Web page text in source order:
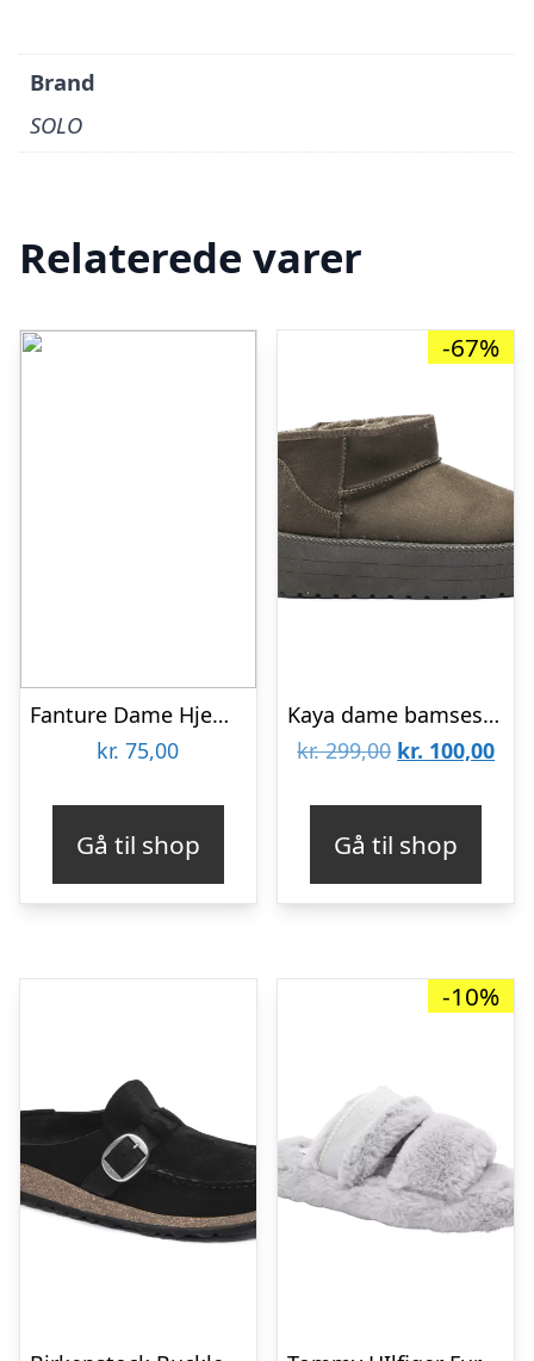
Brand
SOLO
Relaterede varer
Fanture Dame Hjemmesko m. glimmer – Black Glitter – 40
kr. 75,00
Gå til shop
-67%
Kaya dame bamsestøvle 6431 – Green
kr.299,00 Den
var:
kr. 299,00.
kr. 100,00Den
kr.
Gå til shop
-10%